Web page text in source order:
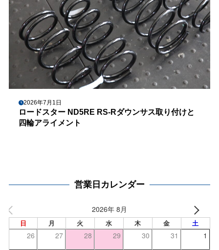
2026年7月1日
ロードスター ND5RE RS-Rダウンサス取り付けと
四輪アライメント
営業日カレンダー
2026年 8月
日 月 火 水 木 金 土
26 27 28 29 30 31 1